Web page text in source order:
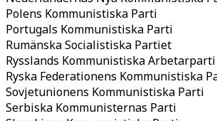
Polens Kommunistiska Parti
Portugals Kommunistiska Parti
Rumänska Socialistiska Partiet
Rysslands Kommunistiska Arbetarparti
Ryska Federationens Kommunistiska
Sovjetunionens Kommunistiska Parti
Serbiska Kommunisternas Parti